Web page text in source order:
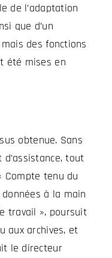
de l’adaptation
que d’un
des fonctions
été mises en
obtenue. Sans
tout
Compte tenu du
à la main
travail », poursuit
aux archives, et
le directeur